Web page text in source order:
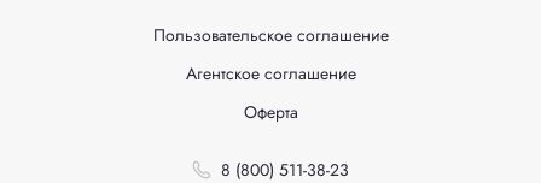
Пользовательское соглашение
Агентское соглашение
Оферта
8 (800) 511-38-23